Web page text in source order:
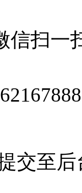
信扫一
交至